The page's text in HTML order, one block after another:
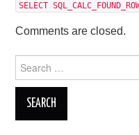
SELECT
Comments are closed.
for: